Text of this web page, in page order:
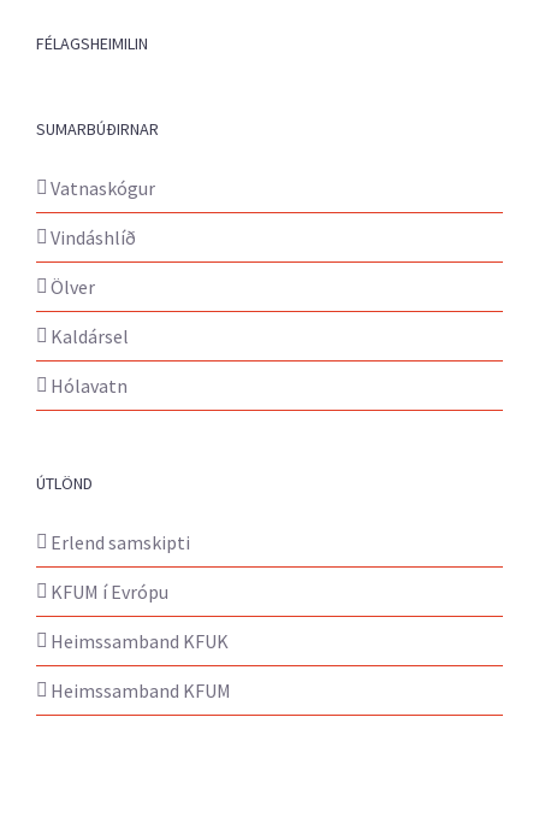
FÉLAGSHEIMILIN
SUMARBÚÐIRNAR
Vatnaskógur
Vindáshlíð
Ölver
Kaldársel
Hólavatn
ÚTLÖND
Erlend samskipti
KFUM í Evrópu
Heimssamband KFUK
Heimssamband KFUM